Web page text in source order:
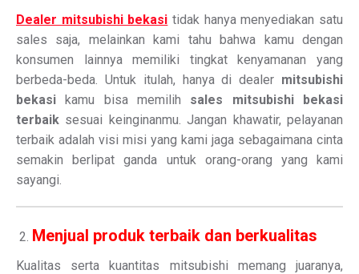
Dealer mitsubishi bekasi tidak hanya menyediakan satu
sales saja, melainkan kami tahu bahwa kamu dengan
konsumen lainnya memiliki tingkat kenyamanan yang
berbeda-beda. Untuk itulah, hanya di dealer mitsubishi
bekasi kamu bisa memilih sales mitsubishi bekasi
terbaik sesuai keinginanmu. Jangan khawatir, pelayanan
terbaik adalah visi misi yang kami jaga sebagaimana cinta
semakin berlipat ganda untuk orang-orang yang kami
sayangi.
Menjual produk terbaik dan berkualitas
Kualitas serta kuantitas mitsubishi memang juaranya,